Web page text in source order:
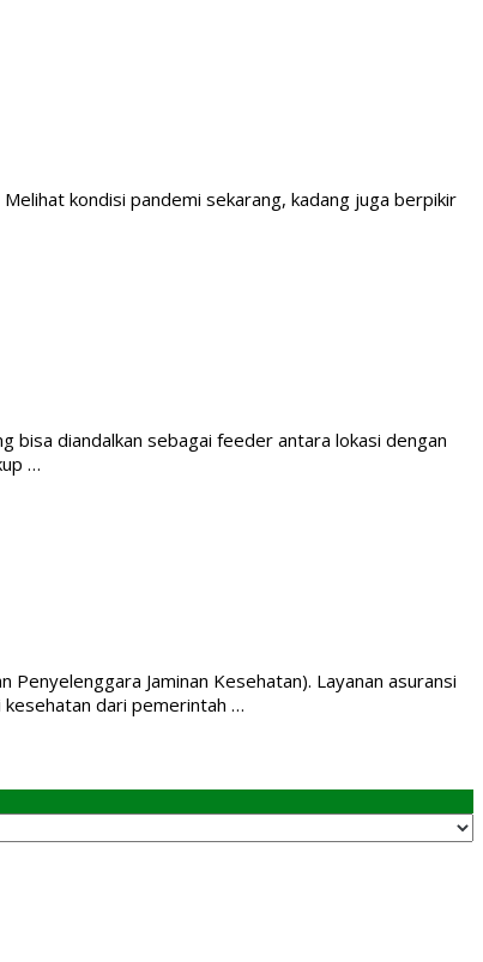
kondisi pandemi sekarang, kadang juga berpikir
bisa diandalkan sebagai feeder antara lokasi dengan
…
Jaminan Kesehatan). Layanan asuransi
dari pemerintah …